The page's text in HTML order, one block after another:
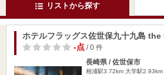
リストから探す
ホテルフラッグス佐世保九十九島 the
-点/ 0 件
長崎県 / 佐世保市
相浦駅3.72km 大学駅2.93km